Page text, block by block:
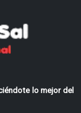
lo mejor del